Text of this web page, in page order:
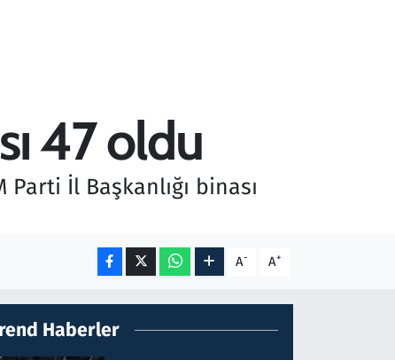
47 oldu
İl Başkanlığı binası
A- A+
Haberler